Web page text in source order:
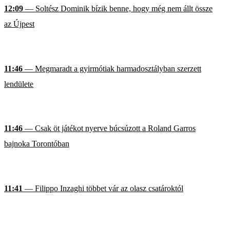
12:09 — Soltész Dominik bízik benne, hogy még nem állt össze
az Újpest
11:46 — Megmaradt a gyirmótiak harmadosztályban szerzett
lendülete
11:46 — Csak öt játékot nyerve búcsúzott a Roland Garros
bajnoka Torontóban
11:41 — Filippo Inzaghi többet vár az olasz csatároktól